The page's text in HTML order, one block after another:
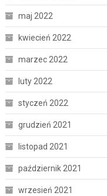
maj 2022
kwiecień 2022
marzec 2022
luty 2022
styczeń 2022
grudzień 2021
listopad 2021
październik 2021
wrzesień 2021